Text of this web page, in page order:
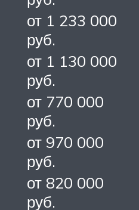
от 1 233 000
руб.
от 1 130 000
руб.
от 770 000
руб.
от 970 000
руб.
от 820 000
руб.